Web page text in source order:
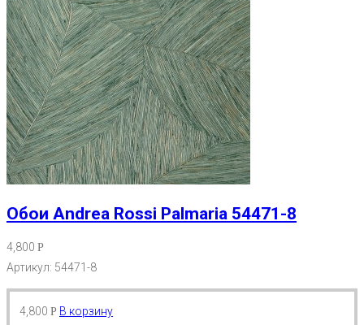
Обои Andrea Rossi Palmaria 54471-8
4,800 Р
Артикул: 54471-8
4,800 Р В корзину